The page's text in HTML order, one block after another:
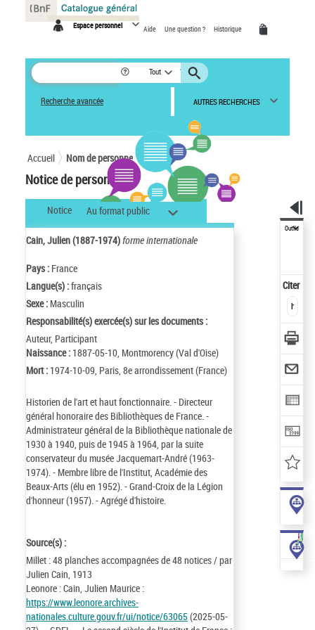
Espace personnel Aide Une question ? Historique
Tout
Recherche avancée AUTRES RECHERCHES
Accueil Nom de personne
Notice de personne
Notice Au format public
Cain, Julien (1887-1974)forme internationale
Pays : France
Langue(s) :français
Sexe : Masculin
Responsabilité(s) exercée(s) sur les documents :
Auteur, Participant
Naissance : 1887-05-10, Montmorency (Val d'Oise)
Mort : 1974-10-09, Paris, 8e arrondissement (France)
Historien de l'art et haut fonctionnaire. - Directeur
général honoraire des Bibliothèques de France. -
Administrateur général de la Bibliothèque nationale de
1930 à 1940, puis de 1945 à 1964, par la suite
conservateur du musée Jacquemart-André (1963-
1974). - Membre libre de l'Institut, Académie des
Beaux-Arts (élu en 1952). - Grand-Croix de la Légion
d'honneur (1957). - Agrégé d'histoire.
Source(s) :
Millet : 48 planches accompagnées de 48 notices / par
Julien Cain, 1913
Leonore : Cain, Julien Maurice :
https://www.leonore.archives-
nationales.culture.gouv.fr/ui/notice/63065(2025-05-
Outils
Citer
Panneau de gestion des cookies